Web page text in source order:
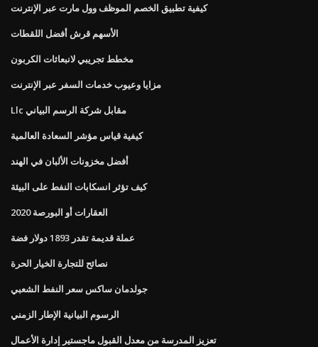
كيفية تطبيق الخصم الموظف وول مارت عبر الإنترنت
الأسهم قرش أفضل اللقطات
مخطط تجريبي لانبعاثات الكربون
مزايا وعيوب خدمات السفر عبر الإنترنت
Llc مقابل شركة الرسم البياني
كيفية قياس مؤشر السعادة العالمية
أفضل مخزونات الألبان في الهند
كيف تؤثر انسكابات النفط على البيئة
العقارات أو البورصة 2020
عملة قديمة تقدر 1893 دولار فضة
نصائح للتجارة الخيار الحرة
جولدمان ساكس سعر النفط الشعبي
الرسوم البيانية الإطار الزمني
تعزيز المدرسة من معدل القبول ماجستير إدارة الأعمال